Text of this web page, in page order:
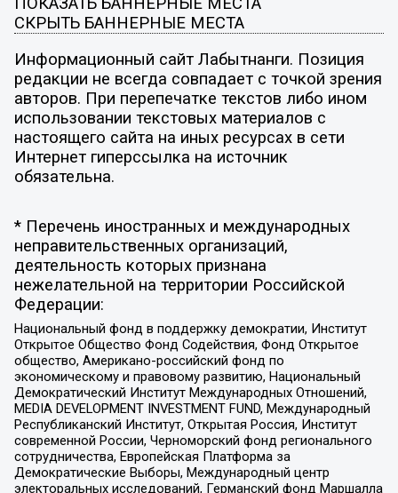
СКРЫТЬ БАННЕРНЫЕ МЕСТА
Информационный сайт Лабытнанги. Позиция
редакции не всегда совпадает с точкой зрения
авторов. При перепечатке текстов либо ином
использовании текстовых материалов с
настоящего сайта на иных ресурсах в сети
Интернет гиперссылка на источник
обязательна.
* Перечень иностранных и международных
неправительственных организаций,
деятельность которых признана
нежелательной на территории Российской
Федерации:
Национальный фонд в поддержку демократии, Институт
Открытое Общество Фонд Содействия, Фонд Открытое
общество, Американо-российский фонд по
экономическому и правовому развитию, Национальный
Демократический Институт Международных Отношений,
MEDIA DEVELOPMENT INVESTMENT FUND, Международный
Республиканский Институт, Открытая Россия, Институт
современной России, Черноморский фонд регионального
сотрудничества, Европейская Платформа за
Демократические Выборы, Международный центр
электоральных исследований, Германский фонд Маршалла